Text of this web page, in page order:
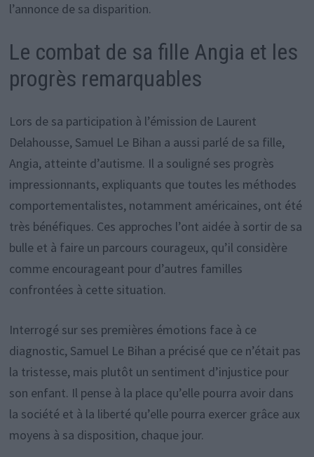
l’annonce de sa disparition.
Le combat de sa fille Angia et les
progrès remarquables
Lors de sa participation à l’émission de Laurent
Delahousse, Samuel Le Bihan a aussi parlé de sa fille,
Angia, atteinte d’autisme. Il a souligné ses progrès
impressionnants, expliquants que toutes les méthodes
comportementalistes, notamment américaines, ont été
très bénéfiques. Ces approches l’ont aidée à sortir de sa
bulle et à faire un parcours courageux, qu’il considère
comme encourageant pour d’autres familles
confrontées à cette situation.
Interrogé sur ses premières émotions face à ce
diagnostic, Samuel Le Bihan a précisé que ce n’était pas
la tristesse, mais plutôt un sentiment d’injustice pour
son enfant. Il pense à la place qu’elle pourra avoir dans
la société et à la liberté qu’elle pourra exercer grâce aux
moyens à sa disposition, chaque jour.